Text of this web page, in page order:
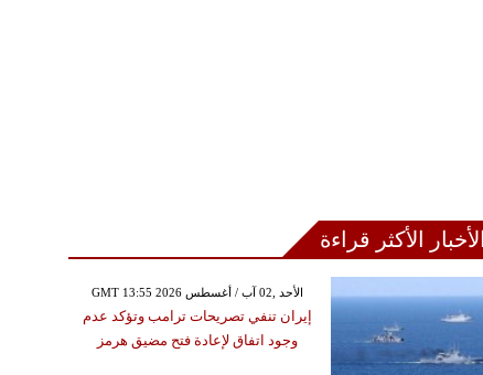
الأخبار الأكثر قراءة
GMT 13:55 2026 الأحد ,02 آب / أغسطس
إيران تنفي تصريحات ترامب وتؤكد عدم
وجود اتفاق لإعادة فتح مضيق هرمز